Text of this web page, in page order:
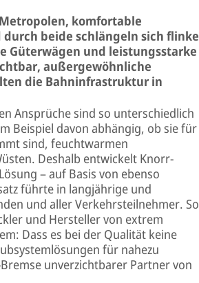
komfortable
beide schlängeln sich flinke
Güterwägen und leistungsstarke
außergewöhnliche
die Bahninfrastruktur in
Ansprüche sind so unterschiedlich
Beispiel davon abhängig, ob sie für
sind, feuchtwarmen
Deshalb entwickelt Knorr-
– auf Basis von ebenso
führte in langjährige und
und aller Verkehrsteilnehmer. So
und Hersteller von extrem
Dass es bei der Qualität keine
für nahezu
unverzichtbarer Partner von